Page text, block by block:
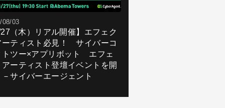
08/03
（木）リアル開催】エフェク
ーティスト必見！ サイバーコ
トツー×アプリボット エフェ
アーティスト登壇イベントを開
サイバーエージェント